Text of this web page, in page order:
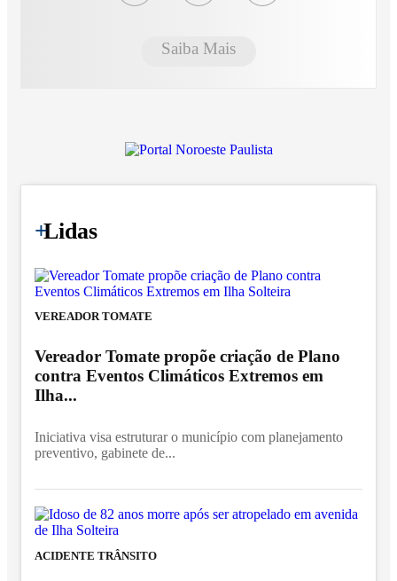
Saiba Mais
+
Lidas
VEREADOR TOMATE
Vereador Tomate propõe criação de Plano
contra Eventos Climáticos Extremos em
Ilha...
Iniciativa visa estruturar o município com planejamento
preventivo, gabinete de...
ACIDENTE TRÂNSITO